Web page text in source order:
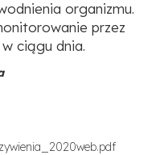
organizmu.
przez
ciągu dnia.
ywienia_2020web.pdf